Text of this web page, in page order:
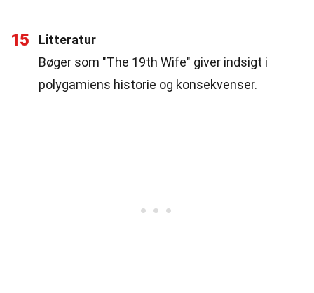
15
Litteratur
Bøger som "The 19th Wife" giver indsigt i
polygamiens historie og konsekvenser.